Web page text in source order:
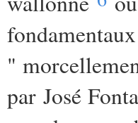
"
par José